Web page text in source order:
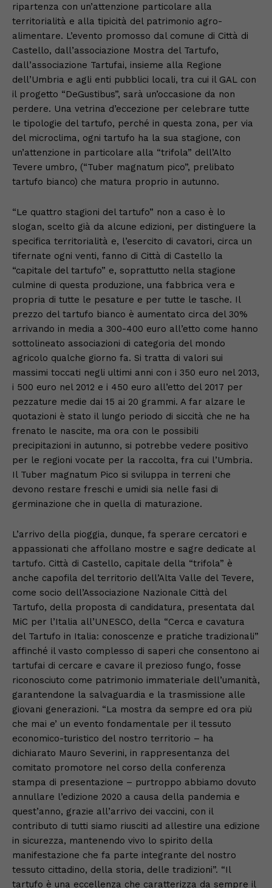
ripartenza con un’attenzione particolare alla
territorialità e alla tipicità del patrimonio agro-
alimentare. L’evento promosso dal comune di Città di
Castello, dall’associazione Mostra del Tartufo,
dall’associazione Tartufai, insieme alla Regione
dell’Umbria e agli enti pubblici locali, tra cui il GAL con
il progetto “DeGustibus”, sarà un’occasione da non
perdere. Una vetrina d’eccezione per celebrare tutte
le tipologie del tartufo, perché in questa zona, per via
del microclima, ogni tartufo ha la sua stagione, con
un’attenzione in particolare alla “trifola” dell’Alto
Tevere umbro, (“Tuber magnatum pico”, prelibato
tartufo bianco) che matura proprio in autunno.
“Le quattro stagioni del tartufo” non a caso è lo
slogan, scelto già da alcune edizioni, per distinguere la
specifica territorialità e, l’esercito di cavatori, circa un
tifernate ogni venti, fanno di Città di Castello la
“capitale del tartufo” e, soprattutto nella stagione
culmine di questa produzione, una fabbrica vera e
propria di tutte le pesature e per tutte le tasche. Il
prezzo del tartufo bianco è aumentato circa del 30%
arrivando in media a 300-400 euro all’etto come hanno
sottolineato associazioni di categoria del mondo
agricolo qualche giorno fa. Si tratta di valori sui
massimi toccati negli ultimi anni con i 350 euro nel 2013,
i 500 euro nel 2012 e i 450 euro all’etto del 2017 per
pezzature medie dai 15 ai 20 grammi. A far alzare le
quotazioni è stato il lungo periodo di siccità che ne ha
frenato le nascite, ma ora con le possibili
precipitazioni in autunno, si potrebbe vedere positivo
per le regioni vocate per la raccolta, fra cui l’Umbria.
Il Tuber magnatum Pico si sviluppa in terreni che
devono restare freschi e umidi sia nelle fasi di
germinazione che in quella di maturazione.
L’arrivo della pioggia, dunque, fa sperare cercatori e
appassionati che affollano mostre e sagre dedicate al
tartufo. Città di Castello, capitale della “trifola” è
anche capofila del territorio dell’Alta Valle del Tevere,
come socio dell’Associazione Nazionale Città del
Tartufo, della proposta di candidatura, presentata dal
MiC per l’Italia all’UNESCO, della “Cerca e cavatura
del Tartufo in Italia: conoscenze e pratiche tradizionali”
affinché il vasto complesso di saperi che consentono ai
tartufai di cercare e cavare il prezioso fungo, fosse
riconosciuto come patrimonio immateriale dell’umanità,
garantendone la salvaguardia e la trasmissione alle
giovani generazioni. “La mostra da sempre ed ora più
che mai e’ un evento fondamentale per il tessuto
economico-turistico del nostro territorio – ha
dichiarato Mauro Severini, in rappresentanza del
comitato promotore nel corso della conferenza
stampa di presentazione – purtroppo abbiamo dovuto
annullare l’edizione 2020 a causa della pandemia e
quest’anno, grazie all’arrivo dei vaccini, con il
contributo di tutti siamo riusciti ad allestire una edizione
in sicurezza, mantenendo vivo lo spirito della
manifestazione che fa parte integrante del nostro
tessuto cittadino, della storia, delle tradizioni”. “Il
tartufo è una eccellenza che caratterizza da sempre il